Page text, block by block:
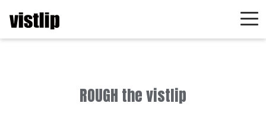
ROUGH the vistlip